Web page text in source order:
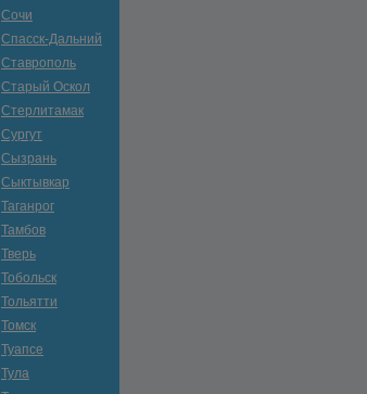
Сочи
Спасск-Дальний
Ставрополь
Старый Оскол
Стерлитамак
Сургут
Сызрань
Сыктывкар
Таганрог
Тамбов
Тверь
Тобольск
Тольятти
Томск
Туапсе
Тула